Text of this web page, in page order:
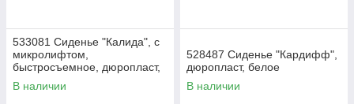
533081 Сиденье "Калида", с
микролифтом,
быстросъемное, дюропласт,
белое
В наличии
528487 Сиденье "Кардифф",
дюропласт, белое
В наличии